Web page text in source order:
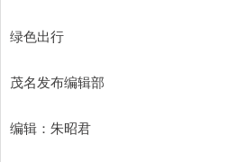
绿色出行
茂名发布编辑部
编辑：朱昭君